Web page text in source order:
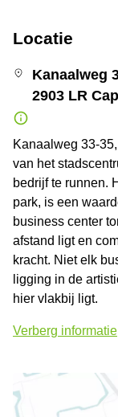
Locatie
Kanaalweg
2903 LR
Kanaalweg 33-
van het
bedrijf te runnen.
park, is een
business center
afstand ligt en
kracht. Niet elk
ligging in de
hier vlakbij ligt.
Verberg informatie